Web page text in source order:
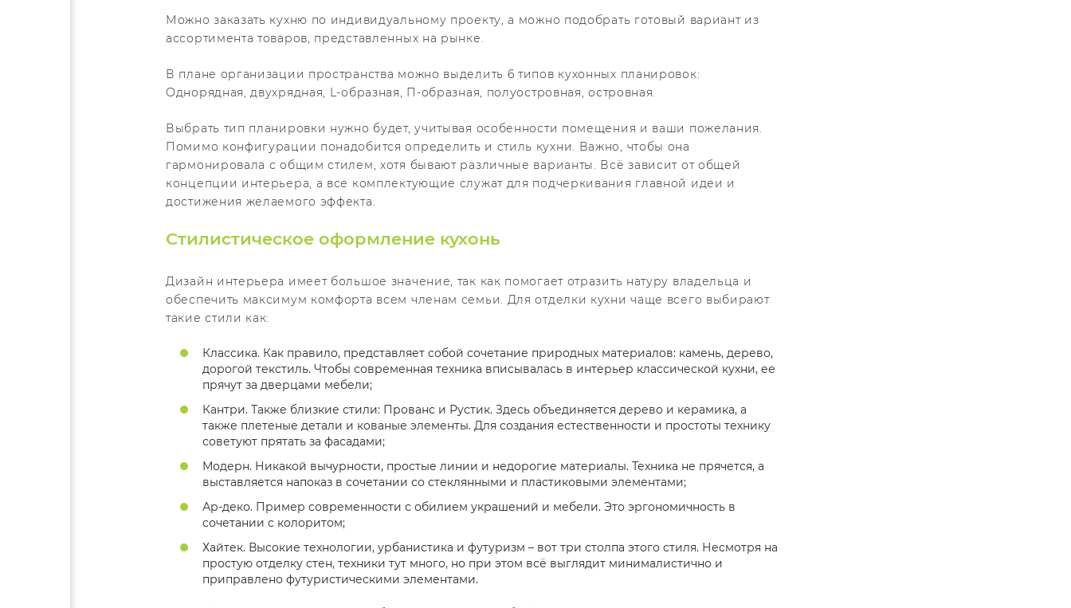
Можно заказать кухню по индивидуальному проекту, а можно подобрать готовый вариант из
ассортимента товаров, представленных на рынке.
В плане организации пространства можно выделить 6 типов кухонных планировок:
Однорядная, двухрядная, L-образная, П-образная, полуостровная, островная.
Выбрать тип планировки нужно будет, учитывая особенности помещения и ваши пожелания.
Помимо конфигурации понадобится определить и стиль кухни. Важно, чтобы она
гармонировала с общим стилем, хотя бывают различные варианты. Всё зависит от общей
концепции интерьера, а все комплектующие служат для подчеркивания главной идеи и
достижения желаемого эффекта.
Стилистическое оформление кухонь
Дизайн интерьера имеет большое значение, так как помогает отразить натуру владельца и
обеспечить максимум комфорта всем членам семьи. Для отделки кухни чаще всего выбирают
такие стили как:
Классика. Как правило, представляет собой сочетание природных материалов: камень, дерево,
дорогой текстиль. Чтобы современная техника вписывалась в интерьер классической кухни, ее
прячут за дверцами мебели;
Кантри. Также близкие стили: Прованс и Рустик. Здесь объединяется дерево и керамика, а
также плетеные детали и кованые элементы. Для создания естественности и простоты технику
советуют прятать за фасадами;
Модерн. Никакой вычурности, простые линии и недорогие материалы. Техника не прячется, а
выставляется напоказ в сочетании со стеклянными и пластиковыми элементами;
Ар-деко. Пример современности с обилием украшений и мебели. Это эргономичность в
сочетании с колоритом;
Хайтек. Высокие технологии, урбанистика и футуризм – вот три столпа этого стиля. Несмотря на
простую отделку стен, техники тут много, но при этом всё выглядит минималистично и
приправлено футуристическими элементами.